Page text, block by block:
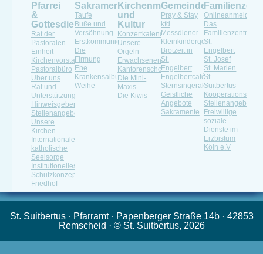
Pfarrei
&
Gottesdienste
Rat der
Pastoralen
Einheit
Kirchenvorstand
Pastoralbüro
Über uns
Rat und
Unterstützung
Hinweisgeberportal
Stellenangebot
Unsere
Kirchen
Internationale
katholische
Seelsorge
Institutionelles
Schutzkonzept
Friedhof
Sakramente
Taufe
Buße und
Versöhnung
Erstkommunion
Die
Firmung
Ehe
Krankensalbung
Weihe
Kirchenmusik
und
Kultur
Konzertkalender
Unsere
Orgeln
Erwachsenenchöre
Kantorenschola
Die Mini-
Maxis
Die Kiwis
Gemeindeleben
Pray & Stay
kfd
Messdiener
Kleinkindergottesdienst
Brotzeit in
St.
Engelbert
Engelbertcafé
Sternsingeraktion
Geistliche
Angebote
Sakramente
Onlineanmeldung
Das
Familienzentrum
St.
Engelbert
St. Josef
St. Marien
St.
Suitbertus
Stellenangebote
Freiwillige
soziale
Dienste im
Erzbistum
Köln e.V
St. Suitbertus · Pfarramt · Papenberger Straße 14b · 42853
Remscheid · © St. Suitbertus, 2026